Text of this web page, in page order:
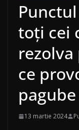
toți cei
ce
13 martie 2024